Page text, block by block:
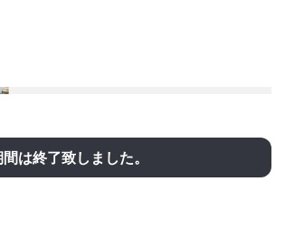
は終了致しました。